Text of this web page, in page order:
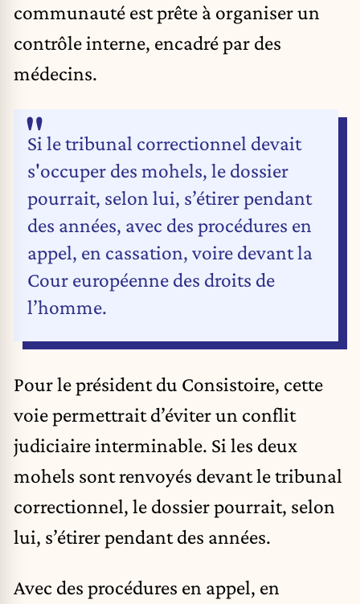
communauté est prête à organiser un
contrôle interne, encadré par des
médecins.
Si le tribunal correctionnel devait
s'occuper des mohels, le dossier
pourrait, selon lui, s’étirer pendant
des années, avec des procédures en
appel, en cassation, voire devant la
Cour européenne des droits de
l’homme.
Pour le président du Consistoire, cette
voie permettrait d’éviter un conflit
judiciaire interminable. Si les deux
mohels sont renvoyés devant le tribunal
correctionnel, le dossier pourrait, selon
lui, s’étirer pendant des années.
Avec des procédures en appel, en